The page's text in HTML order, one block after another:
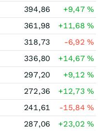
394,86 +9,47%
361,98 +11,68%
318,73 -6,92%
336,80 +14,67%
297,20 +9,12%
272,36 +12,73%
241,61 -15,84%
287,06 +23,02%